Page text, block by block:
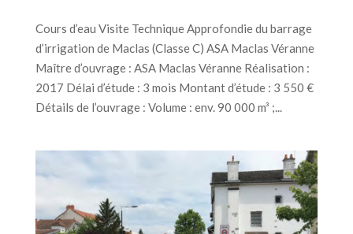
Cours d’eau Visite Technique Approfondie du barrage
d’irrigation de Maclas (Classe C) ASA Maclas Véranne
Maître d’ouvrage : ASA Maclas Véranne Réalisation :
2017 Délai d’étude : 3 mois Montant d’étude : 3 550 €
Détails de l’ouvrage : Volume : env. 90 000 m³ ;...